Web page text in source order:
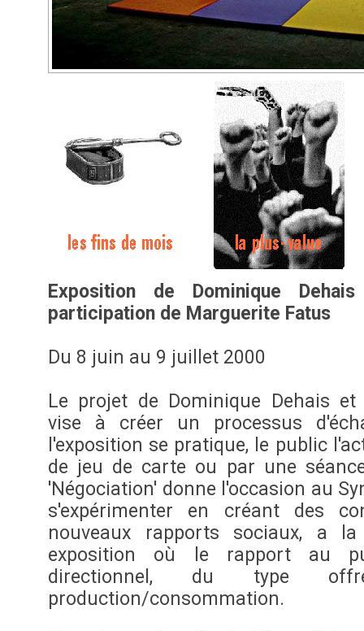
Exposition de Dominique
participation de Marguerite Fatus
Du 8 juin au 9 juillet 2000
Le projet de Dominique Dehais
vise à créer un processus
l'exposition se pratique, le public
de jeu de carte ou par une
'Négociation' donne l'occasion au
s'expérimenter en créant des
nouveaux rapports sociaux, a
exposition où le rapport au
directionnel, du type
production/consommation.